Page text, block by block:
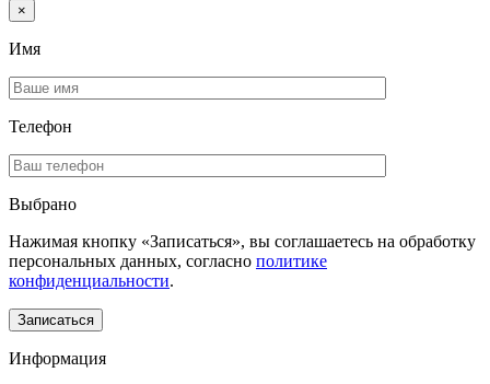
×
Имя
Телефон
Выбрано
Нажимая кнопку «Записаться», вы соглашаетесь на обработку
персональных данных, согласно политике
конфиденциальности.
Информация